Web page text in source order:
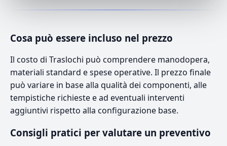
Cosa può essere incluso nel prezzo
Il costo di Traslochi può comprendere manodopera,
materiali standard e spese operative. Il prezzo finale
può variare in base alla qualità dei componenti, alle
tempistiche richieste e ad eventuali interventi
aggiuntivi rispetto alla configurazione base.
Consigli pratici per valutare un preventivo